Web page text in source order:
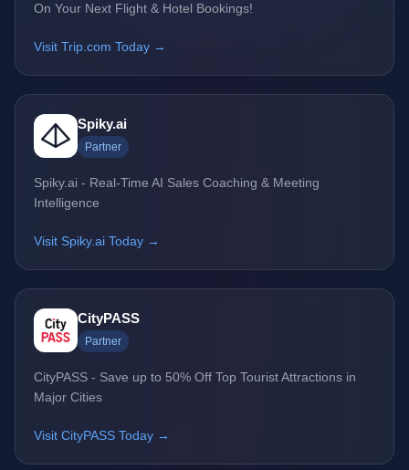
On Your Next Flight & Hotel Bookings!
Visit Trip.com Today →
Spiky.ai
Partner
Spiky.ai - Real-Time AI Sales Coaching & Meeting
Intelligence
Visit Spiky.ai Today →
CityPASS
Partner
CityPASS - Save up to 50% Off Top Tourist Attractions in
Major Cities
Visit CityPASS Today →